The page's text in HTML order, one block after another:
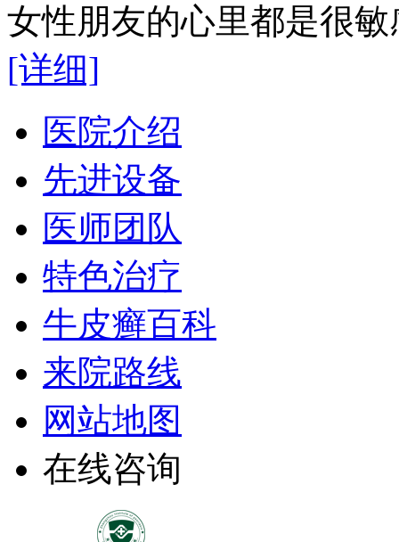
女性朋友的心里都是很
[详细]
医院介绍
先进设备
医师团队
特色治疗
牛皮癣百科
来院路线
网站地图
在线咨询